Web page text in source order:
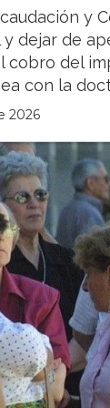
y
dejar de
cobro del
con la
2026